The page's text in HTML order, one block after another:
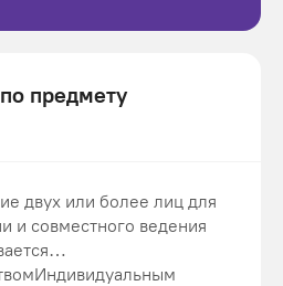
предмету
двух или более лиц для
и совместного ведения